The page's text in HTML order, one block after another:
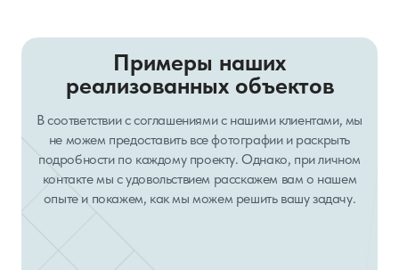
Примеры наших
реализованных объектов
В соответствии с соглашениями с нашими клиентами, мы
не можем предоставить все фотографии и раскрыть
подробности по каждому проекту. Однако, при личном
контакте мы с удовольствием расскажем вам о нашем
опыте и покажем, как мы можем решить вашу задачу.